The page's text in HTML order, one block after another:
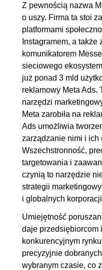
2.9. Katalog produktów
2.10. Konfiguracja
po kroku
2.11. Wybór celu reklamy
2.12. Budżet reklamowy
2.13. Targetowanie
2.14. Grupy odbiorców
niestandardowych i
2.15. Kreacje reklamowe
2.16. Kreacje reklamowe
tworzymy reklamy
2.17. Parametry UTM
reklamowego
2.19. Optymalizacja
3. Zakończenie
Z pewnością nazwa
o uszy. Firma ta stoi
platformami
Instagramem, a także
komunikatorem
sieciowego
już ponad 3 mld
reklamowy Meta Ads.
narzędzi
Meta zarobiła na
Ads umożliwia
zarządzanie nimi i ich
Wszechstronność,
targetowania i
czynią to narzędzie
strategii
i globalnych
Umiejętność
daje przedsiębiorcom
konkurencyjnym
precyzyjnie
wybranym czasie, co